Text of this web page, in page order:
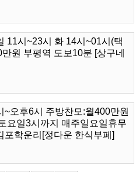
11시~23시 화 14시~01시(택
원 부평역 도보10분 [상구네
오후6시 주방찬모:월400만원
요일3시까지 매주일요일휴무
학운리[정다운 한식부페]